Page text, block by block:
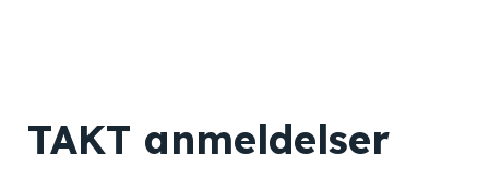
TAKT anmeldelser